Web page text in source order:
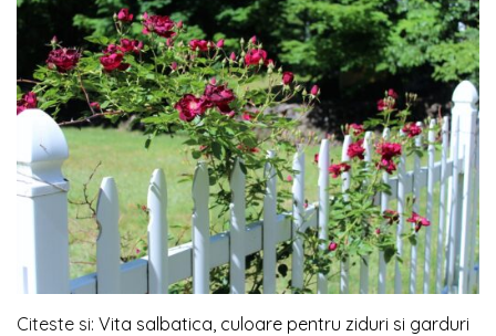
Citeste si: Vita salbatica, culoare pentru ziduri si garduri